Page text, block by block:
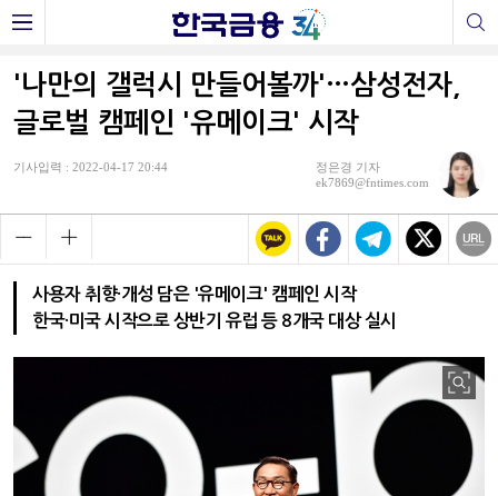
'나만의 갤럭시 만들어볼까'…삼성전자,
글로벌 캠페인 '유메이크' 시작
기사입력 : 2022-04-17 20:44
정은경 기자
ek7869@fntimes.com
사용자 취향·개성 담은 '유메이크' 캠페인 시작
한국·미국 시작으로 상반기 유럽 등 8개국 대상 실시